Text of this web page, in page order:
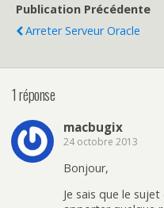
Publication Précédente
Arreter Serveur Oracle
1 réponse
macbugix
24 octobre 2013
Bonjour,
Je sais que le